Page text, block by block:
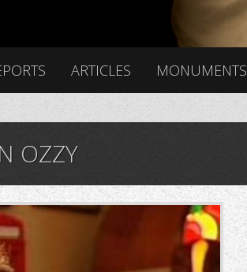
ARTICLES MONUMENTS
ΟΖΖΥ